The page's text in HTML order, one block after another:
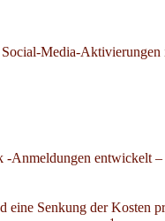
Media-Aktivierungen
-Anmeldungen entwickelt
eine Senkung der Kosten